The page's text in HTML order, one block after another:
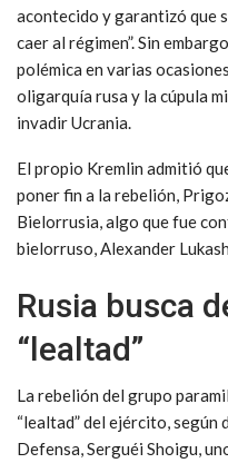
acontecido y garantizó que
caer al régimen”. Sin
polémica en varias
oligarquía rusa y la cúpula
invadir Ucrania.
El propio Kremlin admitió
poner fin a la rebelión,
Bielorrusia, algo que fue
bielorruso, Alexander
Rusia busca
“lealtad”
La rebelión del grupo
“lealtad” del ejército, según
Defensa, Serguéi Shoigu,